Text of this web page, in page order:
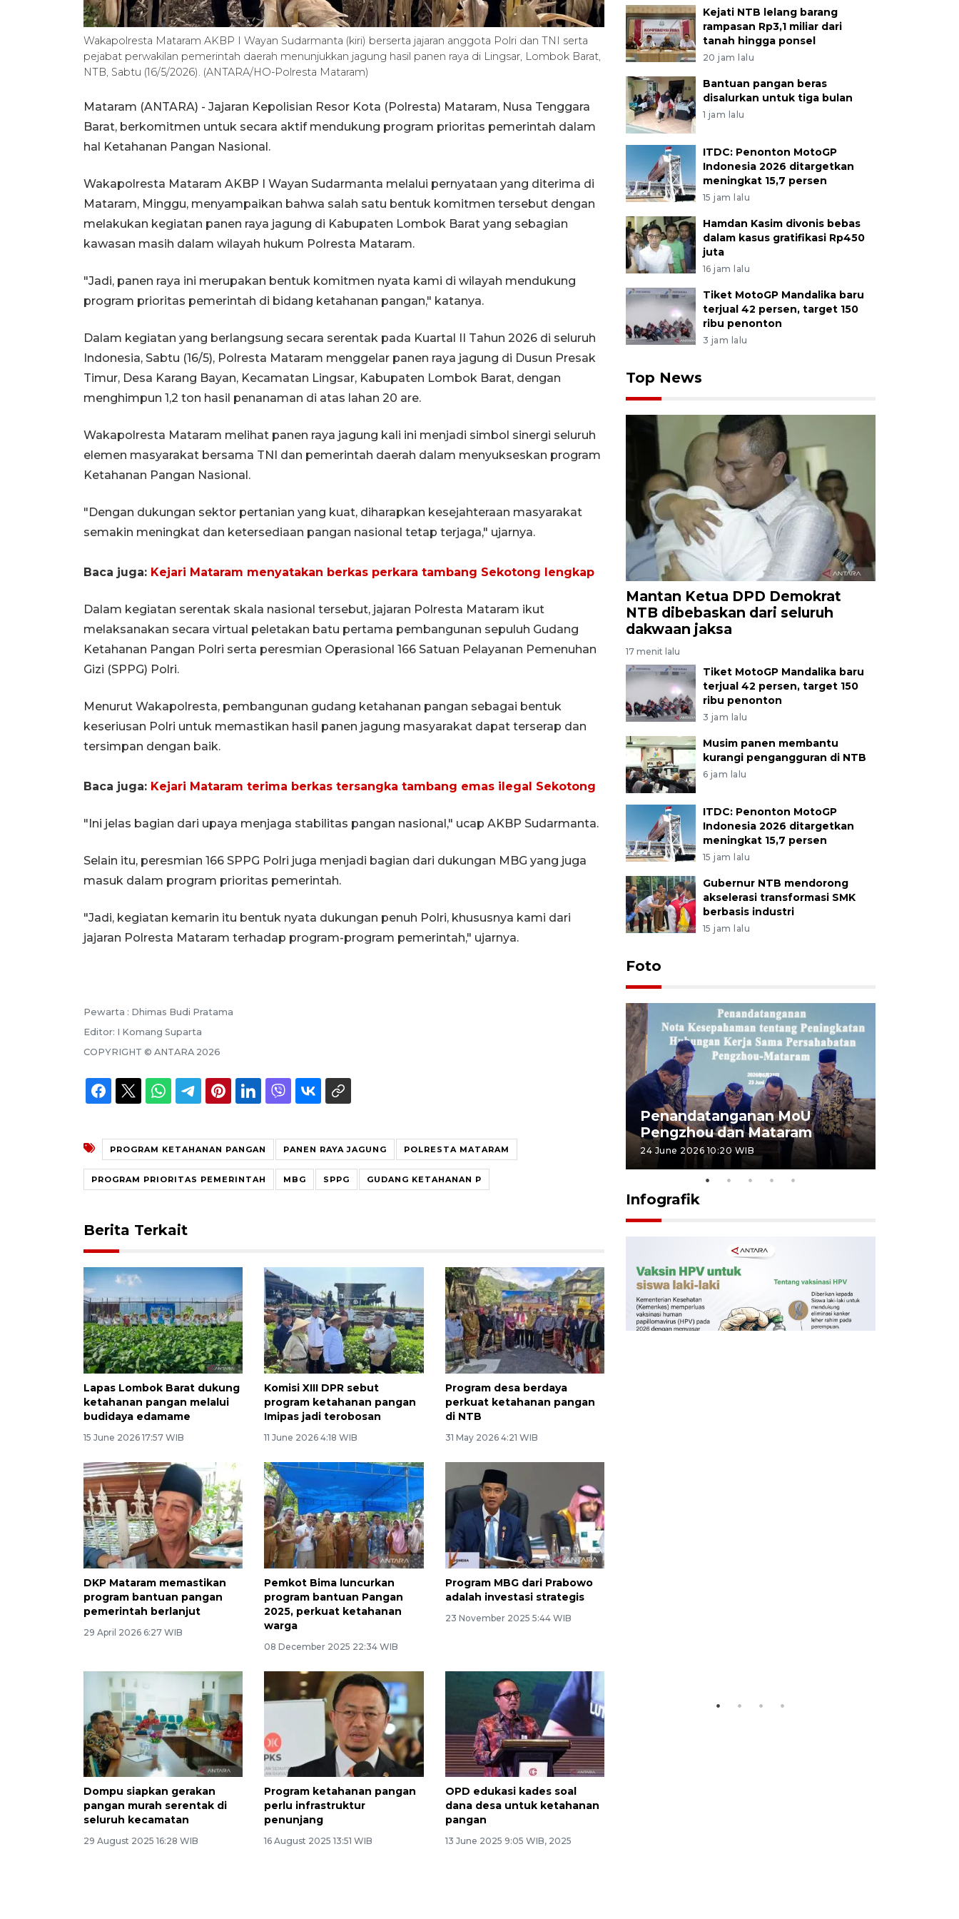
Wakapolresta Mataram AKBP I Wayan Sudarmanta (kiri) berserta jajaran anggota Polri dan TNI serta
pejabat perwakilan pemerintah daerah menunjukkan jagung hasil panen raya di Lingsar, Lombok Barat,
NTB, Sabtu (16/5/2026). (ANTARA/HO-Polresta Mataram)
Mataram (ANTARA) - Jajaran Kepolisian Resor Kota (Polresta) Mataram, Nusa Tenggara
Barat, berkomitmen untuk secara aktif mendukung program prioritas pemerintah dalam
hal Ketahanan Pangan Nasional.
Wakapolresta Mataram AKBP I Wayan Sudarmanta melalui pernyataan yang diterima di
Mataram, Minggu, menyampaikan bahwa salah satu bentuk komitmen tersebut dengan
melakukan kegiatan panen raya jagung di Kabupaten Lombok Barat yang sebagian
kawasan masih dalam wilayah hukum Polresta Mataram.
"Jadi, panen raya ini merupakan bentuk komitmen nyata kami di wilayah mendukung
program prioritas pemerintah di bidang ketahanan pangan," katanya.
Dalam kegiatan yang berlangsung secara serentak pada Kuartal II Tahun 2026 di seluruh
Indonesia, Sabtu (16/5), Polresta Mataram menggelar panen raya jagung di Dusun Presak
Timur, Desa Karang Bayan, Kecamatan Lingsar, Kabupaten Lombok Barat, dengan
menghimpun 1,2 ton hasil penanaman di atas lahan 20 are.
Wakapolresta Mataram melihat panen raya jagung kali ini menjadi simbol sinergi seluruh
elemen masyarakat bersama TNI dan pemerintah daerah dalam menyukseskan program
Ketahanan Pangan Nasional.
"Dengan dukungan sektor pertanian yang kuat, diharapkan kesejahteraan masyarakat
semakin meningkat dan ketersediaan pangan nasional tetap terjaga," ujarnya.
Baca juga: Kejari Mataram menyatakan berkas perkara tambang Sekotong lengkap
Dalam kegiatan serentak skala nasional tersebut, jajaran Polresta Mataram ikut
melaksanakan secara virtual peletakan batu pertama pembangunan sepuluh Gudang
Ketahanan Pangan Polri serta peresmian Operasional 166 Satuan Pelayanan Pemenuhan
Gizi (SPPG) Polri.
Menurut Wakapolresta, pembangunan gudang ketahanan pangan sebagai bentuk
keseriusan Polri untuk memastikan hasil panen jagung masyarakat dapat terserap dan
tersimpan dengan baik.
Baca juga: Kejari Mataram terima berkas tersangka tambang emas ilegal Sekotong
"Ini jelas bagian dari upaya menjaga stabilitas pangan nasional," ucap AKBP Sudarmanta.
Selain itu, peresmian 166 SPPG Polri juga menjadi bagian dari dukungan MBG yang juga
masuk dalam program prioritas pemerintah.
"Jadi, kegiatan kemarin itu bentuk nyata dukungan penuh Polri, khususnya kami dari
jajaran Polresta Mataram terhadap program-program pemerintah," ujarnya.
Pewarta : Dhimas Budi Pratama
Editor: I Komang Suparta
COPYRIGHT © ANTARA 2026
PROGRAM KETAHANAN PANGAN PANEN RAYA JAGUNG POLRESTA MATARAM
PROGRAM PRIORITAS PEMERINTAH MBG SPPG GUDANG KETAHANAN P
Berita Terkait
Lapas Lombok Barat dukung
ketahanan pangan melalui
budidaya edamame
15 June 2026 17:57 WIB
Komisi XIII DPR sebut
program ketahanan pangan
Imipas jadi terobosan
11 June 2026 4:18 WIB
Program desa berdaya
perkuat ketahanan pangan
di NTB
31 May 2026 4:21 WIB
DKP Mataram memastikan
program bantuan pangan
pemerintah berlanjut
29 April 2026 6:27 WIB
Pemkot Bima luncurkan
program bantuan Pangan
2025, perkuat ketahanan
warga
08 December 2025 22:34 WIB
Program MBG dari Prabowo
adalah investasi strategis
23 November 2025 5:44 WIB
Dompu siapkan gerakan
pangan murah serentak di
seluruh kecamatan
29 August 2025 16:28 WIB
Program ketahanan pangan
perlu infrastruktur
penunjang
16 August 2025 13:51 WIB
OPD edukasi kades soal
dana desa untuk ketahanan
pangan
13 June 2025 9:05 WIB, 2025
Kejati NTB lelang barang
rampasan Rp3,1 miliar dari
tanah hingga ponsel
20 jam lalu
Bantuan pangan beras
disalurkan untuk tiga bulan
1 jam lalu
ITDC: Penonton MotoGP
Indonesia 2026 ditargetkan
meningkat 15,7 persen
15 jam lalu
Hamdan Kasim divonis bebas
dalam kasus gratifikasi Rp450
juta
16 jam lalu
Tiket MotoGP Mandalika baru
terjual 42 persen, target 150
ribu penonton
3 jam lalu
Top News
Mantan Ketua DPD Demokrat
NTB dibebaskan dari seluruh
dakwaan jaksa
17 menit lalu
Tiket MotoGP Mandalika baru
terjual 42 persen, target 150
ribu penonton
3 jam lalu
Musim panen membantu
kurangi pengangguran di NTB
6 jam lalu
ITDC: Penonton MotoGP
Indonesia 2026 ditargetkan
meningkat 15,7 persen
15 jam lalu
Gubernur NTB mendorong
akselerasi transformasi SMK
berbasis industri
15 jam lalu
Foto
10 March 2026 12:55 WIB
Penandatanganan MoU
Pengzhou dan Mataram
24 June 2026 10:20 WIB
Infografik
Waspadai penyakit saat